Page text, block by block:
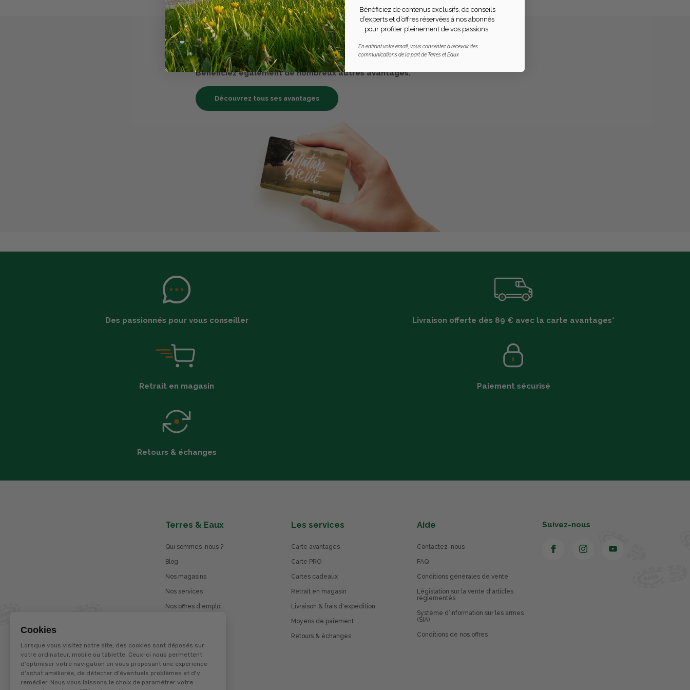
Cookies
Lorsque vous visitez notre site, des cookies sont déposés sur
votre ordinateur, mobile ou tablette. Ceux-ci nous permettent
d'optimiser votre navigation en vous proposant une expérience
d'achat améliorée, de détecter d'éventuels problèmes et d'y
remédier. Nous vous laissons le choix de paramétrer votre
TERRES & EAUX
La carte avantages
Cumulez des points passions et convertissez-les en bons cadeaux.
Bénéficiez également de nombreux autres avantages.
Découvrez tous ses avantages
Des passionnés pour vous conseiller Livraison offerte dès 89 € avec la carte avantages*
Retrait en magasin Paiement sécurisé
Retours & échanges
Terres & Eaux
Qui sommes-nous ?
Blog
Nos magasins
Nos services
Nos offres d'emploi
La marque Terzéo
Les services
Carte avantages
Carte PRO
Cartes cadeaux
Retrait en magasin
Livraison & frais d'expédition
Moyens de paiement
Retours & échanges
Aide
Contactez-nous
FAQ
Conditions générales de vente
Législation sur la vente d'articles
réglementés
Système d’information sur les armes
(SIA)
Conditions de nos offres
Suivez-nous
© Terres et eaux 2026
Bénéficiez de contenus exclusifs, de conseils
d’experts et d’offres réservées à nos abonnés
pour profiter pleinement de vos passions.
En entrant votre email, vous consentez à recevoir des
communications de la part de Terres et Eaux